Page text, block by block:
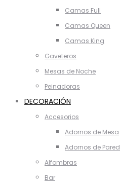
Camas Full
Camas Queen
Camas King
Gaveteros
Mesas de Noche
Peinadoras
DECORACIÓN
Accesorios
Adornos de Mesa
Adornos de Pared
Alfombras
Bar